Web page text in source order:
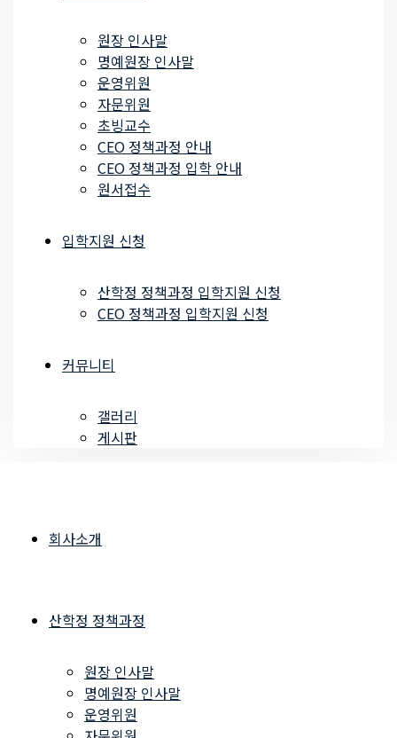
원장 인사말
명예원장 인사말
운영위원
자문위원
초빙교수
CEO 정책과정 안내
CEO 정책과정 입학 안내
원서접수
입학지원 신청
산학정 정책과정 입학지원 신청
CEO 정책과정 입학지원 신청
커뮤니티
갤러리
게시판
회사소개
산학정 정책과정
원장 인사말
명예원장 인사말
운영위원